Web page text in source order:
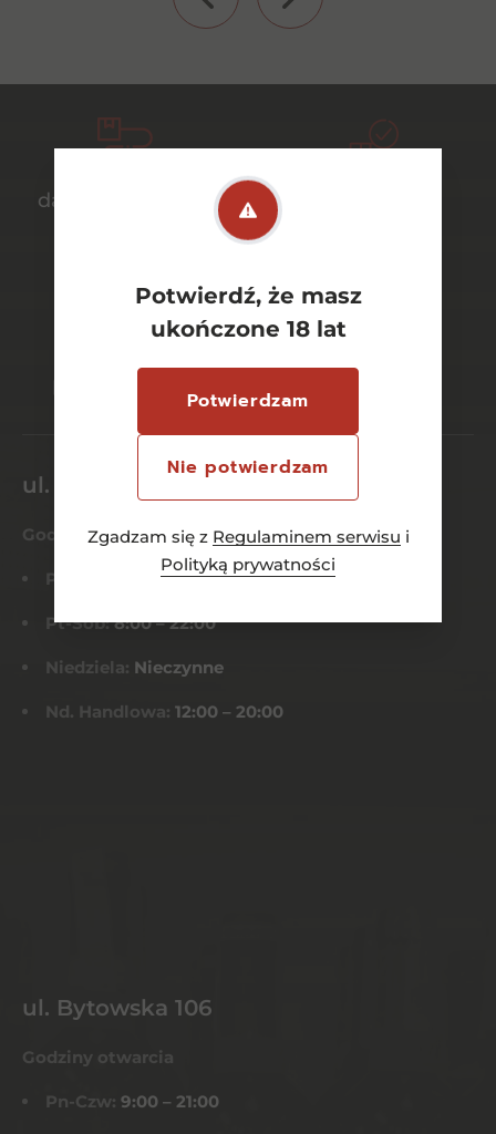
Potwierdź, że masz
ukończone 18 lat
Potwierdzam
Nie potwierdzam
Zgadzam się z Regulaminem serwisu i
Polityką prywatności
darmowa dostawa
ul. Dworcowa 26/6
Godziny otwarcia
Pn-Czw: 8:00 – 21:00
Pt-Sob:8:00 – 22:00
Niedziela: Nieczynne
Nd. Handlowa: 12:00 – 20:00
ul. Bytowska 106
Godziny otwarcia
Pn-Czw: 9:00 – 21:00